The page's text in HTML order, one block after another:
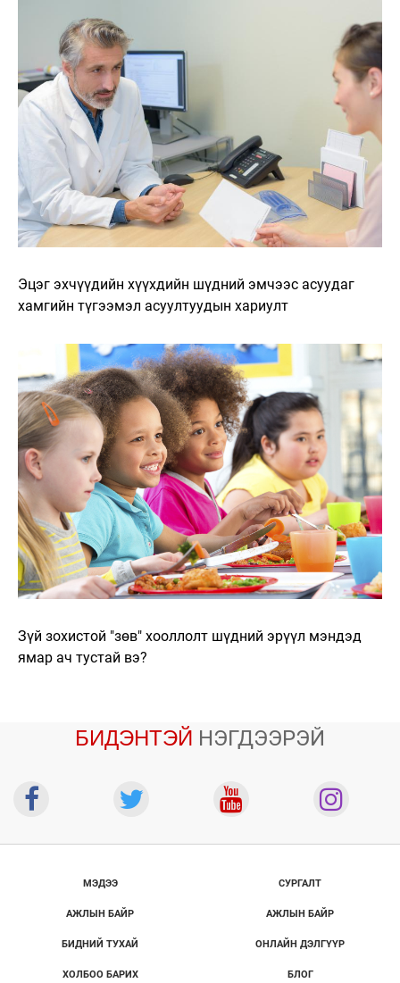
Эцэг эхчүүдийн хүүхдийн шүдний эмчээс асуудаг
хамгийн түгээмэл асуултуудын хариулт
Зүй зохистой "зөв" хооллолт шүдний эрүүл мэндэд
ямар ач тустай вэ?
БИДЭНТЭЙ НЭГДЭЭРЭЙ
МЭДЭЭ
АЖЛЫН БАЙР
БИДНИЙ ТУХАЙ
ХОЛБОО БАРИХ
СУРГАЛТ
АЖЛЫН БАЙР
ОНЛАЙН ДЭЛГҮҮР
БЛОГ